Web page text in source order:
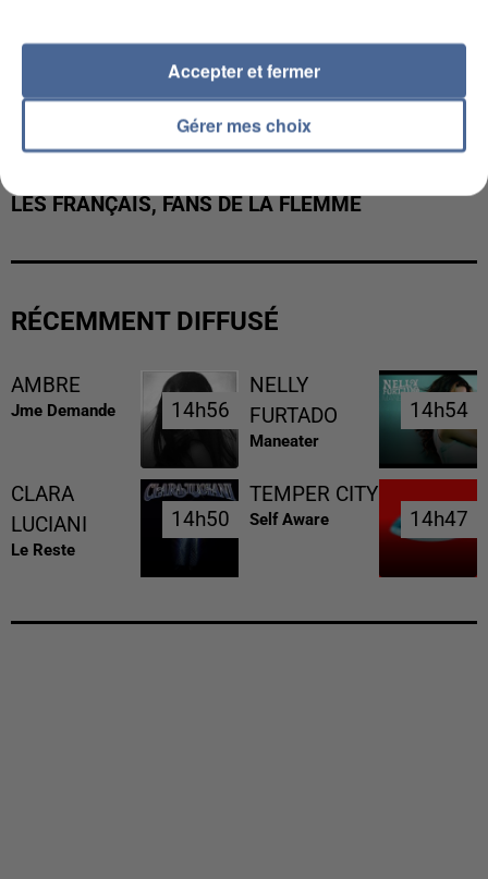
LES FRANÇAIS, FANS DE LA FLEMME
RÉCEMMENT DIFFUSÉ
AMBRE
Jme Demande 14h56
14h56
NELLY
FURTADO
Maneater
14h54
14h54
CLARA
LUCIANI
Le Reste
14h50
14h50
TEMPER CITY
Self Aware 14h47
14h47
Gérer mes choix
Accepter et fermer